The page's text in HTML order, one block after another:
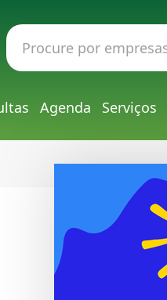
Agenda Serviços